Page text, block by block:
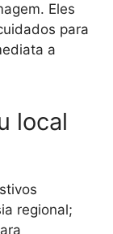
Eles
para
a
local
regional;